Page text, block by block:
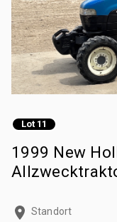
Lot 11
1999 New
Standort